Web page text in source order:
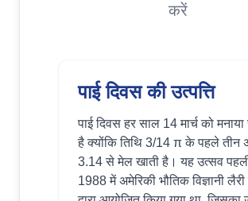
करें
पाई दिवस की उत्पत्ति
पाई दिवस हर साल 14 मार्च को मनाया
है क्योंकि तिथि 3/14 π के पहले तीन
3.14 से मेल खाती है। यह उत्सव
1988 में अमेरिकी भौतिक विज्ञानी लैरी